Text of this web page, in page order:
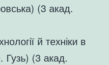
(3 акад.
й техніки в
Гузь) (3 акад.